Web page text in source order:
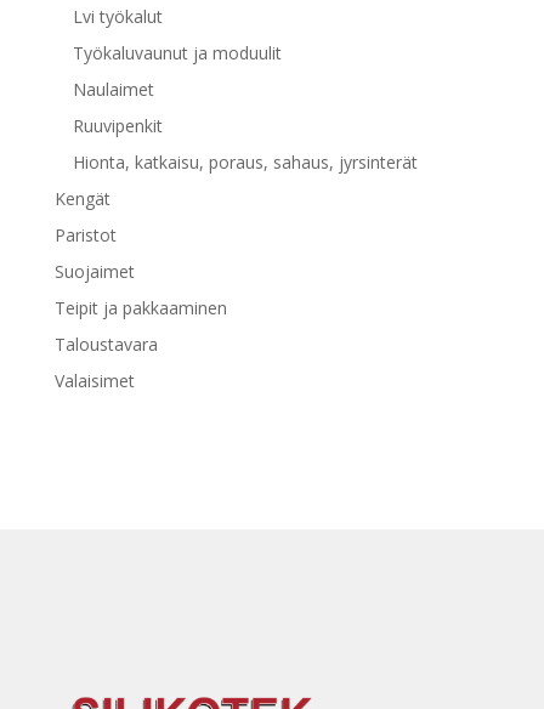
Lvi työkalut
Työkaluvaunut ja moduulit
Naulaimet
Ruuvipenkit
Hionta, katkaisu, poraus, sahaus, jyrsinterät
Kengät
Paristot
Suojaimet
Teipit ja pakkaaminen
Taloustavara
Valaisimet